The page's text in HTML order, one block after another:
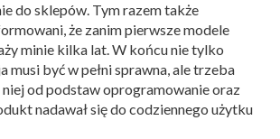
do sklepów. Tym razem także
że zanim pierwsze modele
minie kilka lat. W końcu nie tylko
musi być w pełni sprawna, ale trzeba
od podstaw oprogramowanie oraz
nadawał się do codziennego użytku